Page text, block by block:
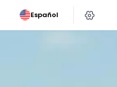
Español